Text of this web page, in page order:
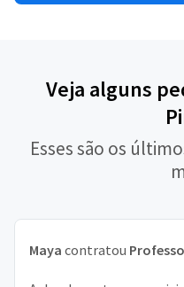
Veja alguns
Esses são os
Maya contratou